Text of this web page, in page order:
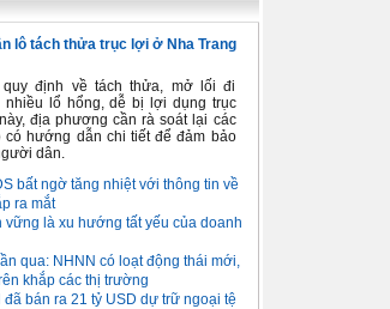
lô tách thửa trục lợi ở Nha Trang
quy định về tách thửa, mở lối đi
nhiều lổ hổng, dễ bị lợi dụng trục
địa phương cần rà soát lại các
có hướng dẫn chi tiết để đảm bảo
dân.
bất ngờ tăng nhiệt với thông tin về
ra mắt
vững là xu hướng tất yếu của doanh
qua: NHNN có loạt động thái mới,
khắp các thị trường
đã bán ra 21 tỷ USD dự trữ ngoại tệ